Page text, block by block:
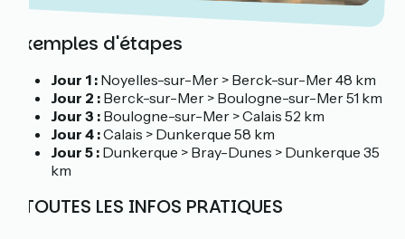
Exemples d'étapes
Jour 1 : Noyelles-sur-Mer > Berck-sur-Mer 48 km
Jour 2 : Berck-sur-Mer > Boulogne-sur-Mer 51 km
Jour 3 : Boulogne-sur-Mer > Calais 52 km
Jour 4 :Calais > Dunkerque 58 km
Jour 5 : Dunkerque > Bray-Dunes > Dunkerque 35
km
ℹ️ TOUTES LES INFOS PRATIQUES